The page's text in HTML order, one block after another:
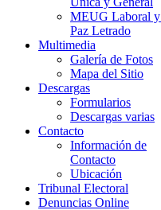
MEUG Laboral
Paz Letrado
Multimedia
Galería de Fotos
Mapa del Sitio
Descargas
Formularios
Descargas varias
Contacto
Información de
Contacto
Ubicación
Tribunal Electoral
Denuncias Online